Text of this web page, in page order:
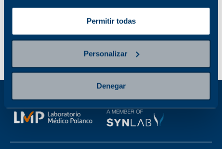
Permitir todas
Personalizar
Denegar